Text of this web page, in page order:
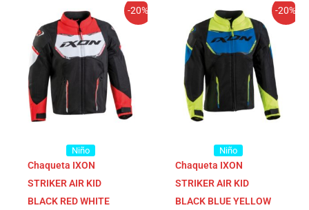
-20%
Niño
Chaqueta IXON
STRIKER AIR KID
BLACK RED WHITE
precio
original
era:
159,99€.
precio
actual
es:
127,99€.
-20%
Niño
Chaqueta IXON
STRIKER AIR KID
BLACK BLUE YELLOW
El
precio
original
era:
159,99€.
precio
actual
es:
127,99€.